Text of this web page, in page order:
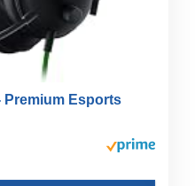
Premium Esports